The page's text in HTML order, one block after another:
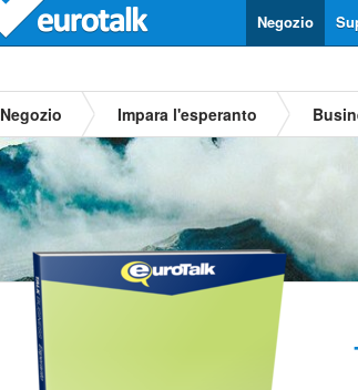
Negozio
Negozio Impara l'esperanto